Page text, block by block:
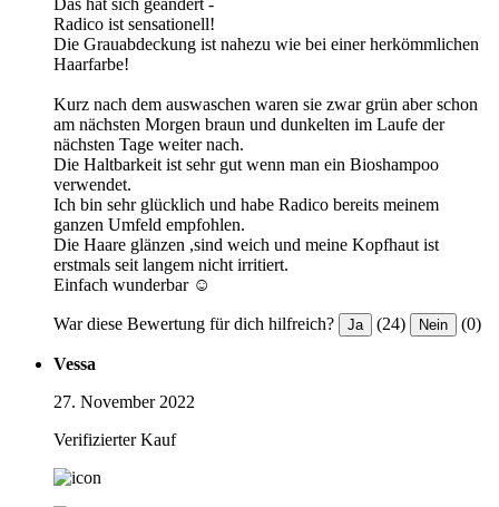
Das hat sich geändert -
Radico ist sensationell!
Die Grauabdeckung ist nahezu wie bei einer herkömmlichen
Haarfarbe!
Kurz nach dem auswaschen waren sie zwar grün aber schon
am nächsten Morgen braun und dunkelten im Laufe der
nächsten Tage weiter nach.
Die Haltbarkeit ist sehr gut wenn man ein Bioshampoo
verwendet.
Ich bin sehr glücklich und habe Radico bereits meinem
ganzen Umfeld empfohlen.
Die Haare glänzen ,sind weich und meine Kopfhaut ist
erstmals seit langem nicht irritiert.
Einfach wunderbar ☺️
War diese Bewertung für dich hilfreich? Ja (24) Nein (0)
Vessa
27. November 2022
Verifizierter Kauf